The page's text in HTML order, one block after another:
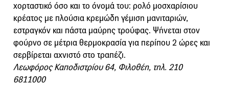
χορταστικό όσο και το όνομά του: ρολό μοσχαρίσιου
κρέατος με πλούσια κρεμώδη γέμιση μανιταριών,
εστραγκόν και πάστα μαύρης τρούφας. Ψήνεται στον
φούρνο σε μέτρια θερμοκρασία για περίπου 2 ώρες και
σερβίρεται αχνιστό στο τραπέζι.
Λεωφόρος Καποδιστρίου 64, Φιλοθέη, τηλ. 210
6811000